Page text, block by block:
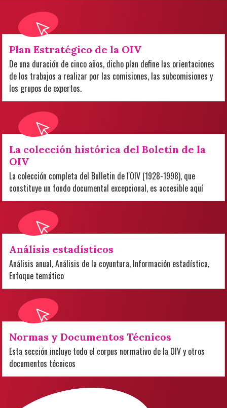
Plan Estratégico de la OIV
De una duración de cinco años, dicho plan define las orientaciones
de los trabajos a realizar por las comisiones, las subcomisiones y
los grupos de expertos.
La colección histórica del Boletín de la
OIV
La colección completa del Bulletin de l'OIV (1928-1998), que
constituye un fondo documental excepcional, es accesible aquí
Análisis estadísticos
Análisis anual, Análisis de la coyuntura, Información estadística,
Enfoque temático
Normas y Documentos Técnicos
Esta sección incluye todo el corpus normativo de la OIV y otros
documentos técnicos